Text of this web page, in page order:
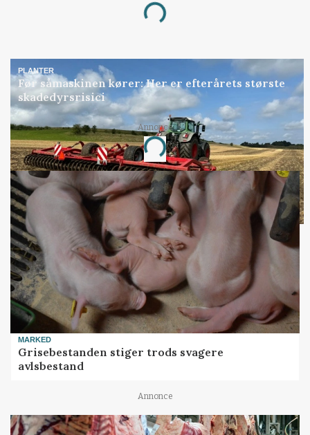
Loading...
PLANTER
Før såmaskinen kører: Her er efterårets største
skadedyrsrisici
Annonce
Loading...
MARKED
Grisebestanden stiger trods svagere
avlsbestand
Annonce